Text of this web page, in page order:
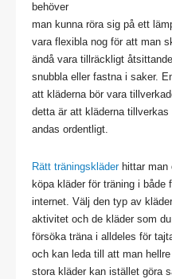
behöver
man kunna röra sig på ett
vara flexibla nog för att man
ändå vara tillräckligt
snubbla eller fastna i saker.
att kläderna bör vara
detta är att kläderna
andas ordentligt.
Rätt träningskläderhittar man
köpa kläder för träning i
internet. Välj den typ av
aktivitet och de kläder som
försöka träna i alldeles för
och kan leda till att man
stora kläder kan istället göra